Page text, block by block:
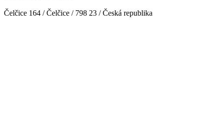
Čelčice 164 / Čelčice / 798 23 / Česká republika